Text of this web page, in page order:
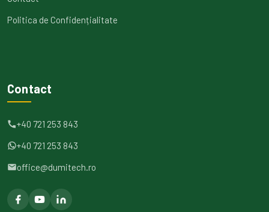
Politica de Confidențialitate
Contact
+40 721 253 843
+40 721 253 843
office@dumitech.ro